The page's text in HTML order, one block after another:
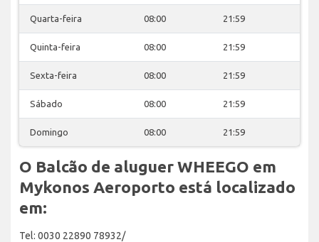
Quarta-feira 08:00 21:59
Quinta-feira 08:00 21:59
Sexta-feira 08:00 21:59
Sábado 08:00 21:59
Domingo 08:00 21:59
O Balcão de aluguer WHEEGO em
Mykonos Aeroporto está localizado
em:
Tel: 0030 22890 78932/